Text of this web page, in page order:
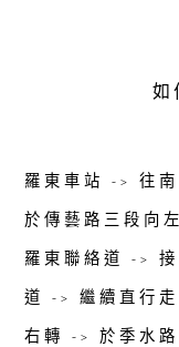
如
羅東車站 -> 往
於傳藝路三段向
羅東聯絡道 ->
道 -> 繼續直行
右轉 -> 於季水